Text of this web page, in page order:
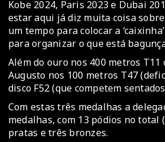
Kobe 2024, Paris 2023 e Dubai
estar aqui já diz muita coisa
um tempo para colocar a
para organizar o que está
Além do ouro nos 400 metros
Augusto nos 100 metros T47
disco F52 (que competem
Com estas três medalhas a
medalhas, com 13 pódios no
pratas e três bronzes.